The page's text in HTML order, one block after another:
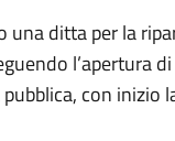
ditta per la
l’apertura
con inizio